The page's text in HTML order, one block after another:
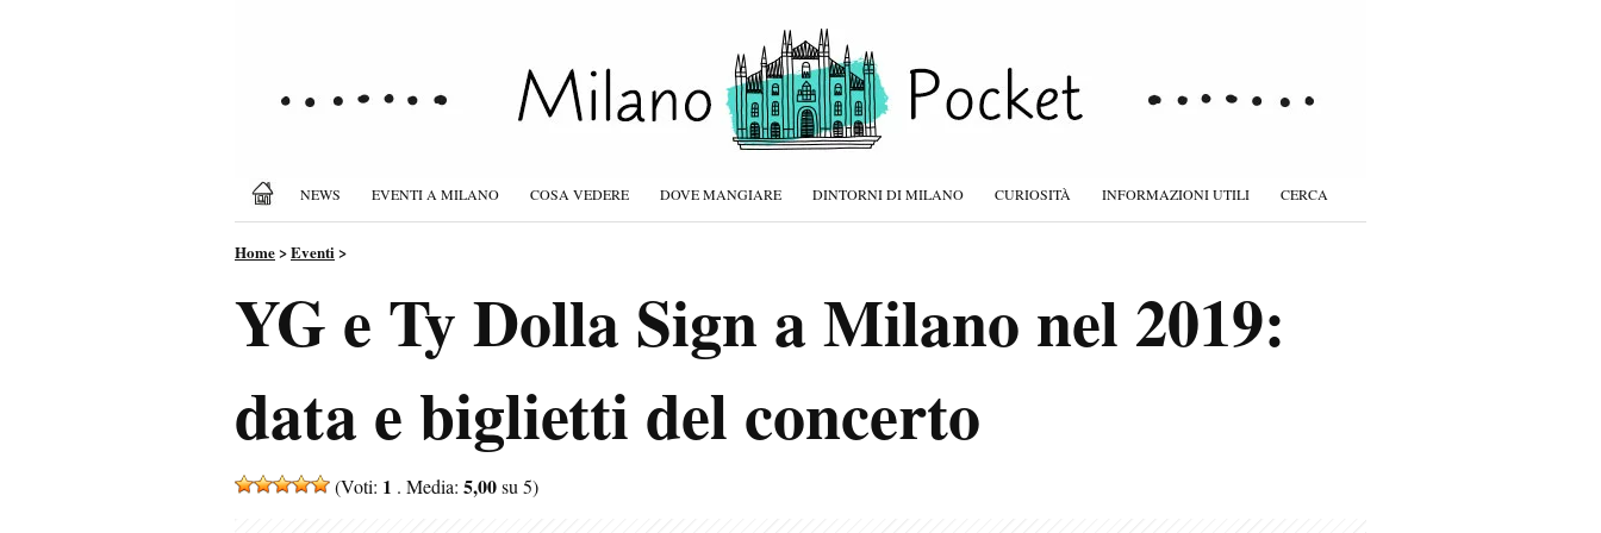
NEWS EVENTI A MILANO COSA VEDERE DOVE MANGIARE DINTORNI DI MILANO CURIOSITÀ INFORMAZIONI UTILI CERCA
Home>Eventi>
YG e Ty Dolla Sign a Milano nel 2019:
data e biglietti del concerto
(Voti: 1 . Media: 5,00su 5)